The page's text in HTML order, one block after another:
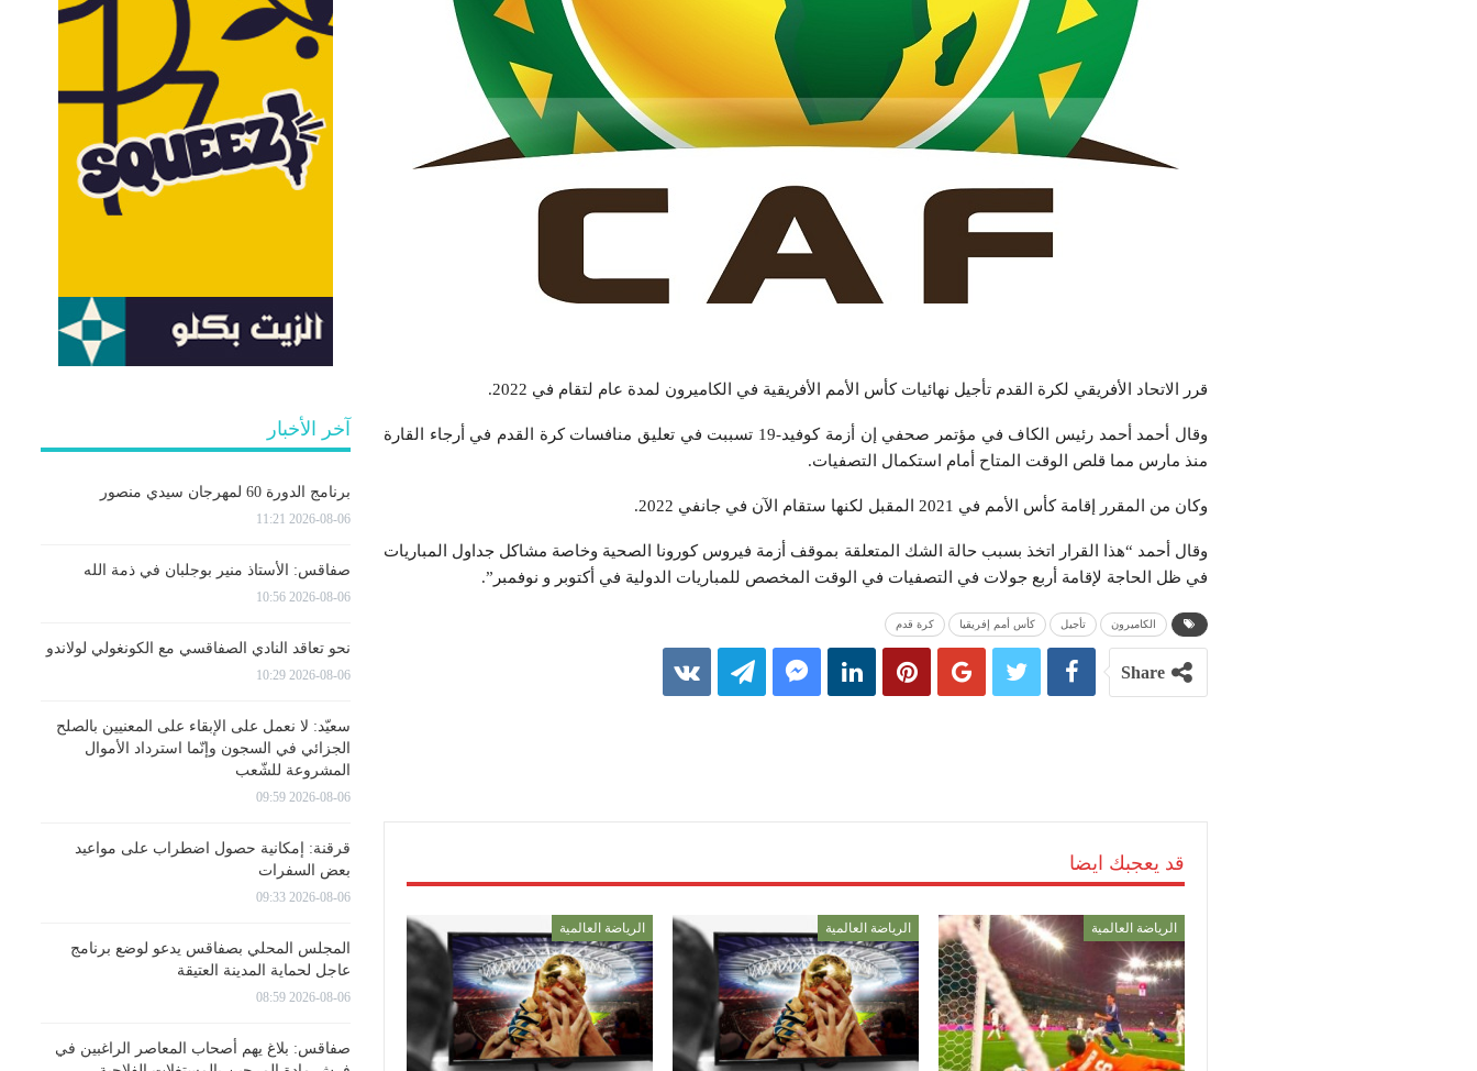
قرر الاتحاد الأفريقي لكرة القدم تأجيل نهائيات كأس الأمم الأفريقية في الكاميرون لمدة عام لتقام في 2022.
وقال أحمد أحمد رئيس الكاف في مؤتمر صحفي إن أزمة كوفيد-19 تسببت في تعليق منافسات كرة القدم في أرجاء القارة
منذ مارس مما قلص الوقت المتاح أمام استكمال التصفيات.
وكان من المقرر إقامة كأس الأمم في 2021 المقبل لكنها ستقام الآن في جانفي 2022.
وقال أحمد “هذا القرار اتخذ بسبب حالة الشك المتعلقة بموقف أزمة فيروس كورونا الصحية وخاصة مشاكل جداول المباريات
في ظل الحاجة لإقامة أربع جولات في التصفيات في الوقت المخصص للمباريات الدولية في أكتوبر و نوفمبر”.
الكاميرون تأجيل كأس أمم إفريقيا كرة قدم
Share
قد يعجبك ايضا
الرياضة العالمية الرياضة العالمية الرياضة العالمية
آخر الأخبار
برنامج الدورة 60 لمهرجان سيدي منصور
2026-08-06 11:21
صفاقس: الأستاذ منير بوجلبان في ذمة الله
2026-08-06 10:56
نحو تعاقد النادي الصفاقسي مع الكونغولي لولاندو
2026-08-06 10:29
سعيّد: لا نعمل على الإبقاء على المعنيين بالصلح
الجزائي في السجون وإنّما استرداد الأموال
المشروعة للشّعب
2026-08-06 09:59
قرقنة: إمكانية حصول اضطراب على مواعيد
بعض السفرات
2026-08-06 09:33
المجلس المحلي بصفاقس يدعو لوضع برنامج
عاجل لحماية المدينة العتيقة
2026-08-06 08:59
صفاقس: بلاغ يهم أصحاب المعاصر الراغبين في